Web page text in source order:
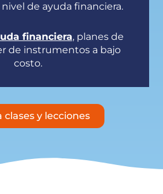
de ayuda financiera.
financiera, planes de
de instrumentos a bajo
costo.
clases y lecciones